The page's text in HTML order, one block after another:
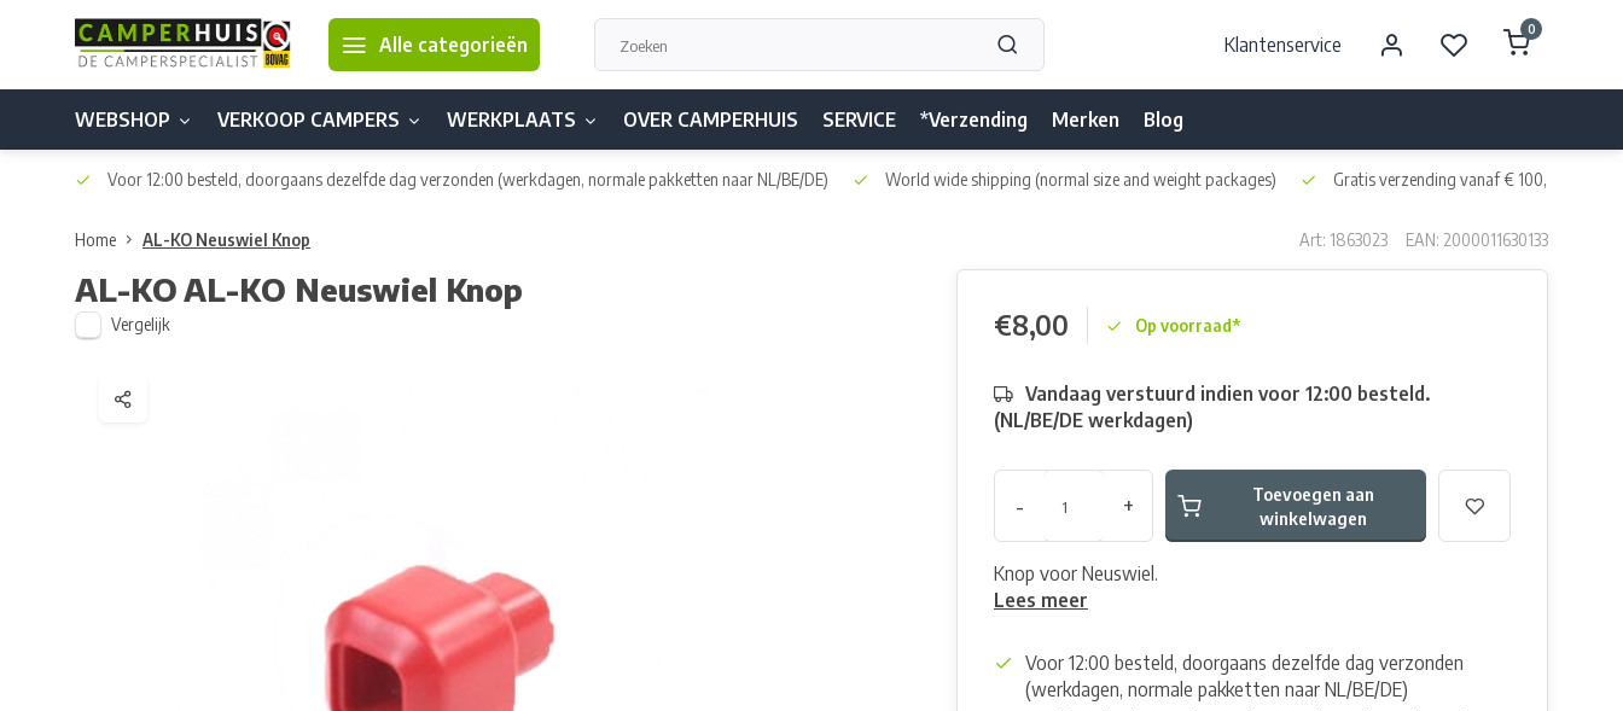
Alle categorieën Klantenservice
0
WEBSHOP VERKOOP CAMPERS WERKPLAATS OVER CAMPERHUIS SERVICE *Verzending Merken Blog
Voor 12:00 besteld, doorgaans dezelfde dag verzonden (werkdagen, normale pakketten naar NL/BE/DE) World wide shipping (normal size and weight packages) Gratis verzending vanaf € 100,- naar NL
Home AL-KO Neuswiel Knop Art: 1863023 EAN: 2000011630133
AL-KOAL-KO Neuswiel Knop
Vergelijk €8,00 Op voorraad*
Vandaag verstuurd indien voor 12:00 besteld.
(NL/BE/DE werkdagen)
- +
Toevoegen aan
winkelwagen
Knop voor Neuswiel.
Lees meer
Voor 12:00 besteld, doorgaans dezelfde dag verzonden
(werkdagen, normale pakketten naar NL/BE/DE)